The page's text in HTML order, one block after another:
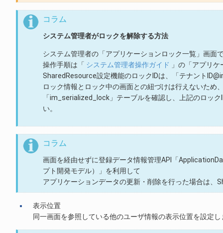
コラム
システム管理者がロックを解除する方法
システム管理者の「アプリケーションロック一覧」画面
操作手順は「 システム管理者操作ガイド
」の「アプリ
SharedResource設定機能のロックIDは、「テナント
ロック情報とロック中の画面との紐づけは行えないため
「im_serialized_lock」テーブルを確認し、上記のロッ
い。
コラム
画面を経由せずに登録データ情報管理API「
プト開発モデル）」を利用して
アプリケーションデータの更新・削除を行った場合は、
表示位置
同一画面を参照している他のユーザ情報の表示位置を設定し